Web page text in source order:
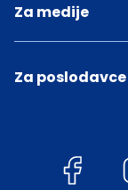
Za medije
Za poslodavce